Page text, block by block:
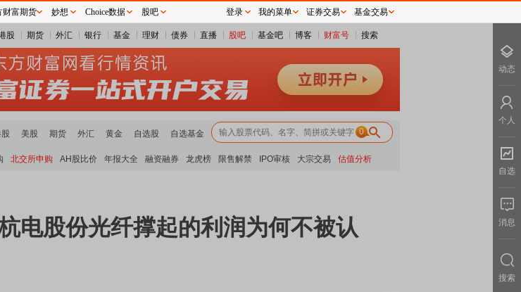
股 期货 外汇 银行 基金 理财 债券 直播 股吧 基金吧 博客 财富号 搜索
美股 期货 外汇 黄金 自选股 自选基金 0
北交所申购 AH股比价 年报大全 融资融券 龙虎榜 限售解禁 IPO审核 大宗交易 估值分析
电股份光纤撑起的利润为何不被认
财富期货 妙想 Choice数据 股吧 登录 我的菜单 证券交易 基金交易
动态
个人
自选
消息
搜索